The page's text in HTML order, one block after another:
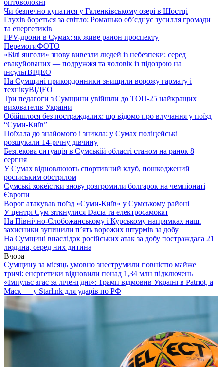
оптоволокні
Чи безпечно купатися у Галенківському озері в Шостці
Глухів бореться за світло: Романько об’єднує зусилля громади
та енергетиків
FPV-дрони в Сумах: як живе район проспекту
ПеремогиФОТО
«Білі янголи» знову вивезли людей із небезпеки: серед
евакуйованих — подружжя та чоловік із підозрою на
інсультВІДЕО
На Сумщині прикордонники знищили ворожу гармату і
технікуВІДЕО
Три педагоги з Сумщини увійшли до ТОП-25 найкращих
вихователів України
Обійшлося без постраждалих: що відомо про влучання у поїзд
“Суми-Київ”
Поїхала до знайомого і зникла: у Сумах поліцейські
розшукали 14-річну дівчину
Безпекова ситуація в Сумській області станом на ранок 8
серпня
У Сумах відновлюють спортивний клуб, пошкоджений
російським обстрілом
Сумські хокеїстки знову розгромили болгарок на чемпіонаті
Європи
Ворог атакував поїзд «Суми-Київ» у Сумському районі
У центрі Сум зіткнулися Dacia та електросамокат
На Північно-Слобожанському і Курському напрямках наші
захисники зупинили п’ять ворожих штурмів за добу
На Сумщині внаслідок російських атак за добу постраждала 21
людина, серед них дитина
Вчора
Сумщину за місяць умовно знеструмили повністю майже
тричі: енергетики відновили понад 1,34 млн підключень
«Імпульс згас за лічені дні»: Трамп відмовив Україні в Patriot, а
Маск — у Starlink для ударів по РФ